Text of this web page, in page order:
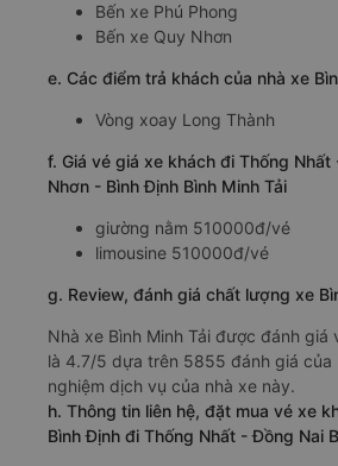
Bến xe Phú Phong
Bến xe Quy Nhơn
e. Các điểm trả khách của nhà xe
Vòng xoay Long Thành
f. Giá vé giá xe khách đi Thống
Nhơn - Bình Định Bình Minh Tải
giường nằm 510000đ/vé
limousine 510000đ/vé
g. Review, đánh giá chất lượng xe
Nhà xe Bình Minh Tải được đánh giá
là 4.7/5 dựa trên 5855 đánh giá của
nghiệm dịch vụ của nhà xe này.
h. Thông tin liên hệ, đặt mua vé xe
Bình Định đi Thống Nhất - Đồng Nai